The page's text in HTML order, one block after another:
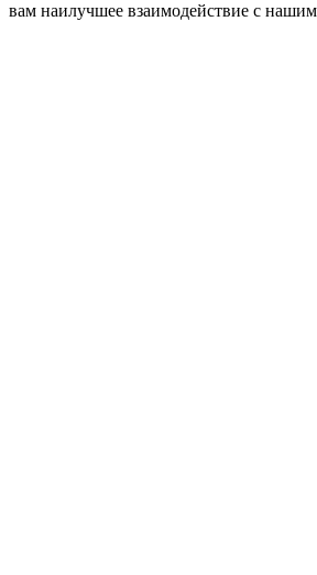
вам наилучшее взаимодействие с